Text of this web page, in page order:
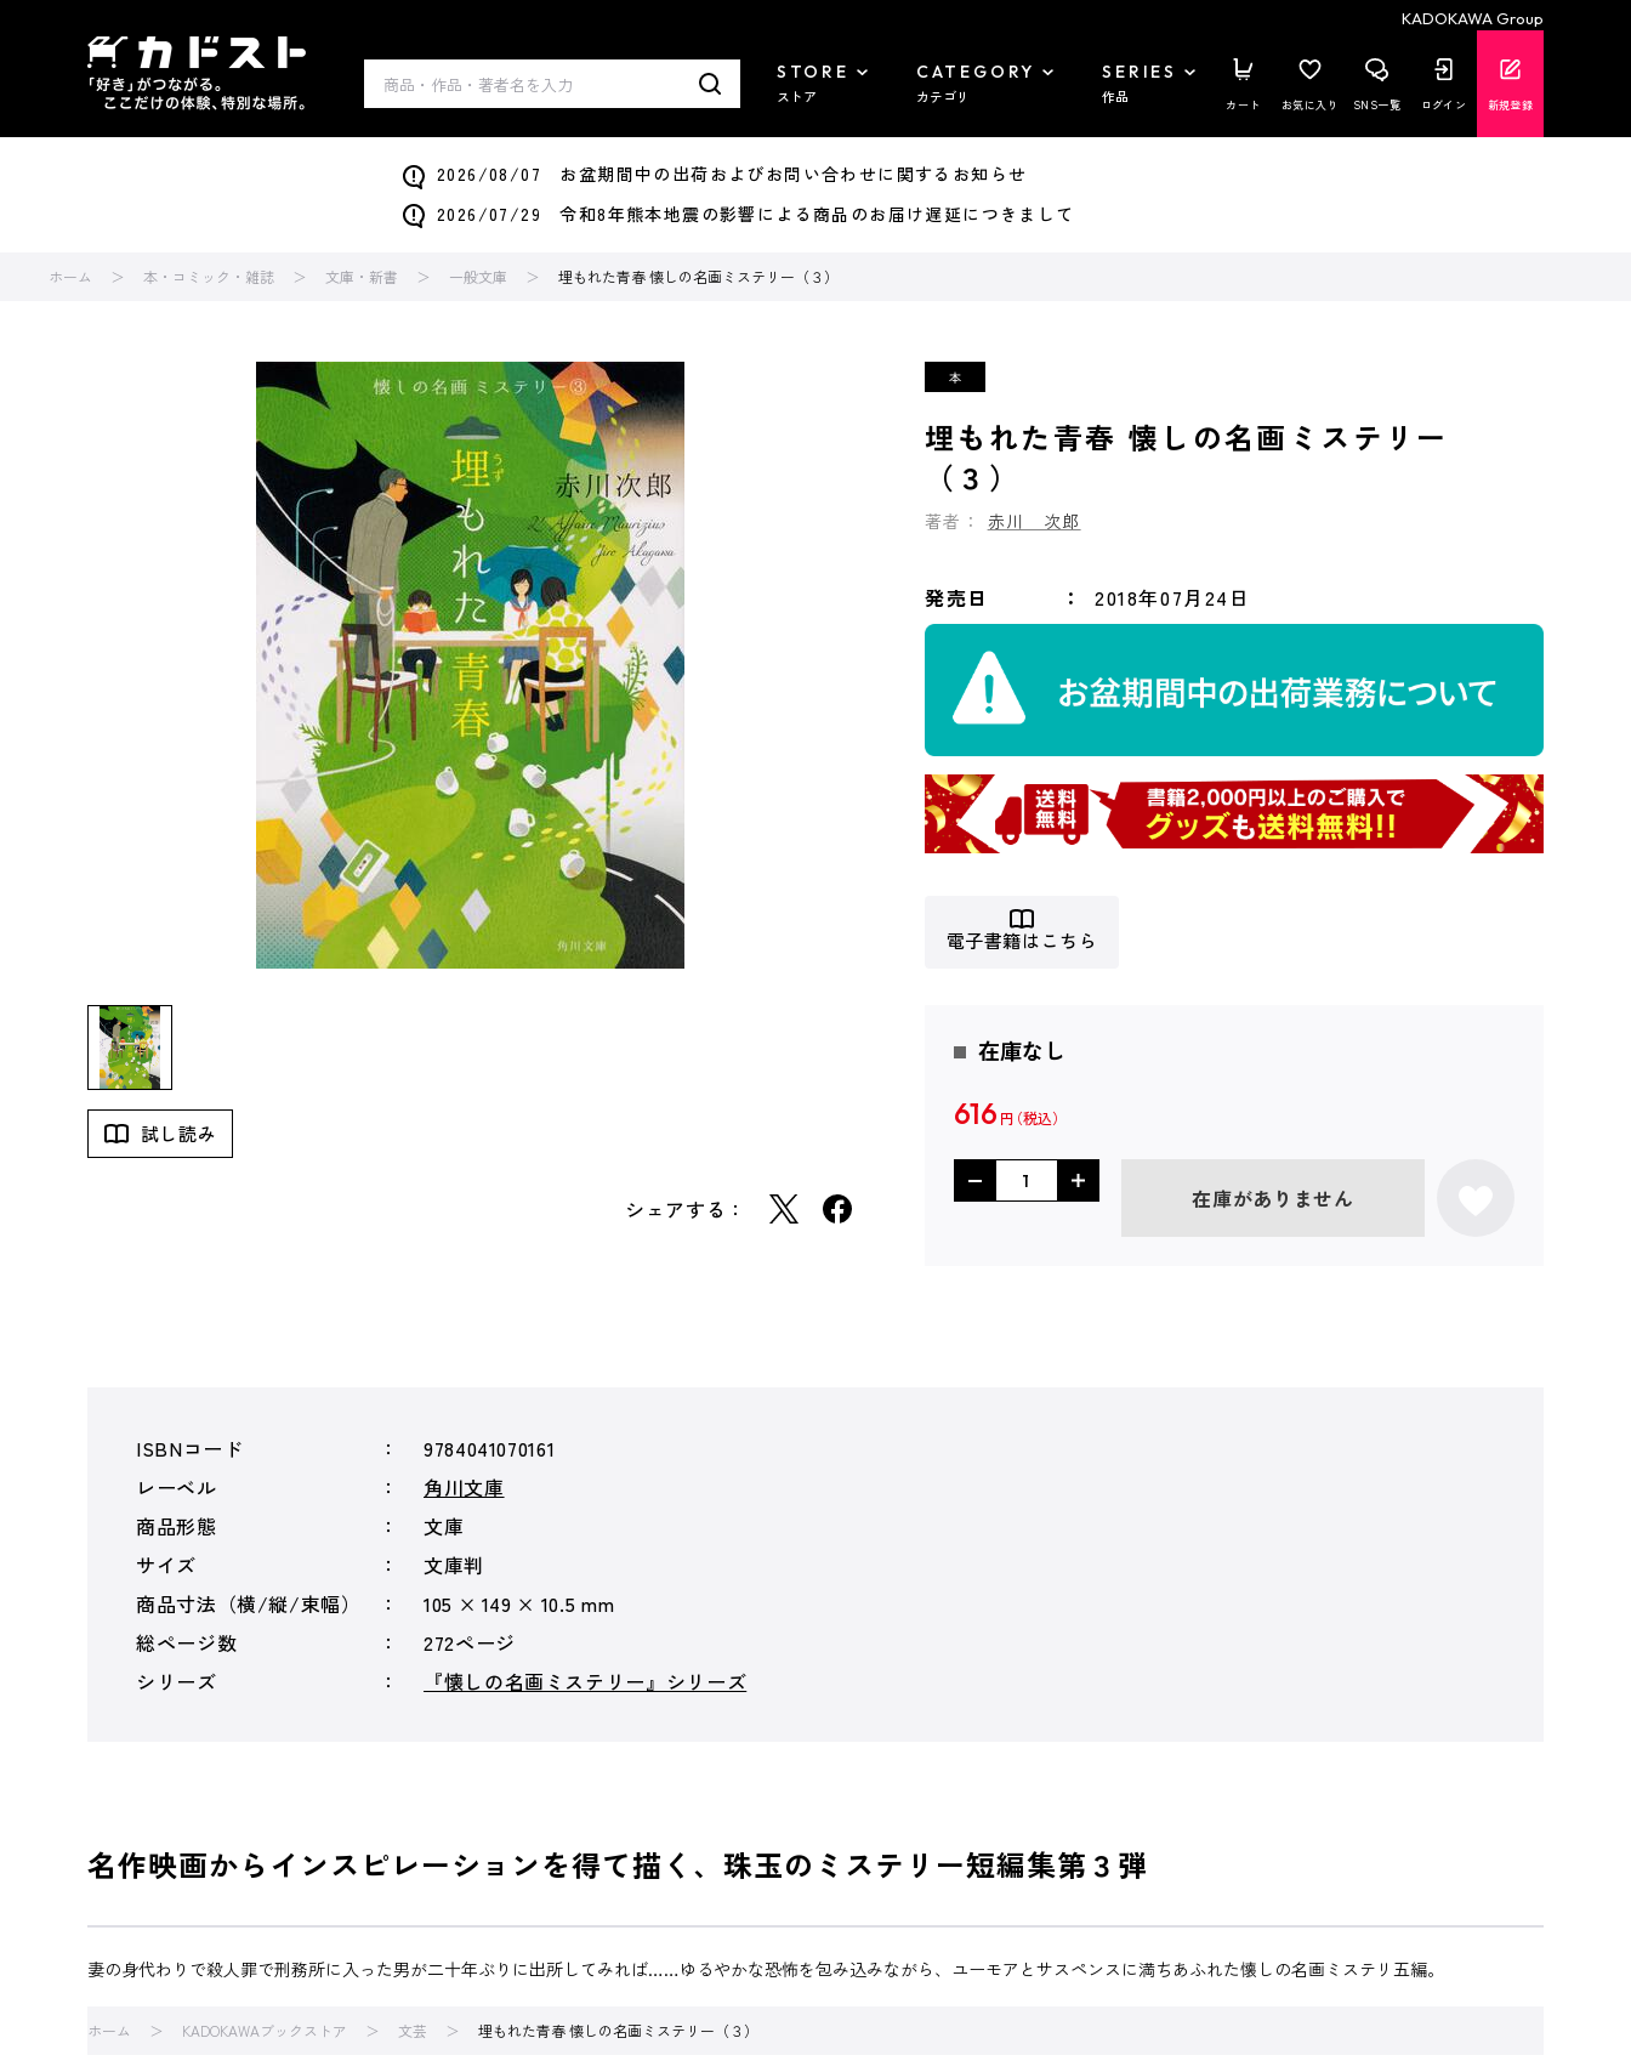
KADOKAWA Group
STORE
ストア
CATEGORY
カテゴリ
SERIES
作品 カート お気に入り SNS一覧 ログイン 新規登録
2026/08/07 お盆期間中の出荷およびお問い合わせに関するお知らせ
2026/07/29 令和8年熊本地震の影響による商品のお届け遅延につきまして
ホーム 本・コミック・雑誌 文庫・新書 一般文庫 埋もれた青春 懐しの名画ミステリー（３）
試し読み
シェアする：
埋もれた青春 懐しの名画ミステリー
（３）
著者： 赤川 次郎
発売日 2018年07月24日
電子書籍はこちら
在庫なし
616 円
在庫がありません
ISBNコード
9784041070161
レーベル
角川文庫
商品形態
文庫
サイズ
文庫判
商品寸法（横/縦/束幅）
105 × 149 × 10.5 mm
総ページ数
272ページ
シリーズ
『懐しの名画ミステリー』シリーズ
名作映画からインスピレーションを得て描く、珠玉のミステリー短編集第３弾
妻の身代わりで殺人罪で刑務所に入った男が二十年ぶりに出所してみれば……ゆるやかな恐怖を包み込みながら、ユーモアとサスペンスに満ちあふれた懐しの名画ミステリ五編。
ホーム KADOKAWAブックストア 文芸 埋もれた青春 懐しの名画ミステリー（３）